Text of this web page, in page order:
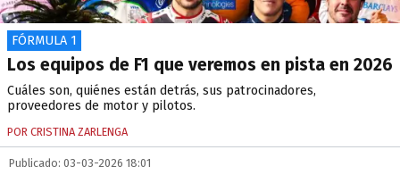
FÓRMULA 1
Los equipos de F1 que veremos en pista en 2026
Cuáles son, quiénes están detrás, sus patrocinadores,
proveedores de motor y pilotos.
POR CRISTINA ZARLENGA
Publicado: 03-03-2026 18:01